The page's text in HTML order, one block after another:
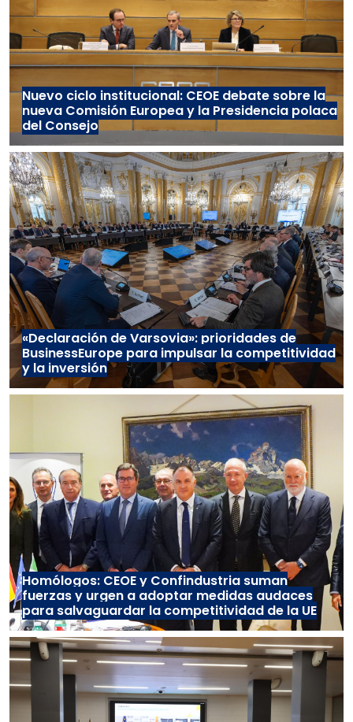
Nuevo ciclo institucional: CEOE debate sobre la
nueva Comisión Europea y la Presidencia polaca
del Consejo
«Declaración de Varsovia»: prioridades de
BusinessEurope para impulsar la competitividad
y la inversión
Homólogos: CEOE y Confindustria suman
fuerzas y urgen a adoptar medidas audaces
para salvaguardar la competitividad de la UE